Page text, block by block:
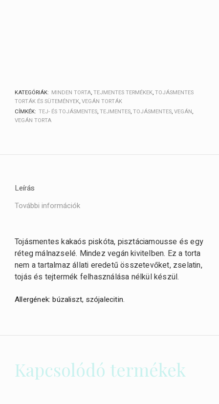
KATEGÓRIÁK: MINDEN TORTA,TEJMENTES TERMÉKEK,TOJÁSMENTES
TORTÁK ÉS SÜTEMÉNYEK,VEGÁN TORTÁK
CÍMKÉK: TEJ- ÉS TOJÁSMENTES,TEJMENTES,TOJÁSMENTES,VEGÁN,
VEGÁN TORTA
Leírás
További információk
Tojásmentes kakaós piskóta, pisztáciamousse és egy
réteg málnazselé. Mindez vegán kivitelben. Ez a torta
nem a tartalmaz állati eredetű összetevőket, zselatin,
tojás és tejtermék felhasználása nélkül készül.
Allergének: búzaliszt, szójalecitin.
Kapcsolódó termékek